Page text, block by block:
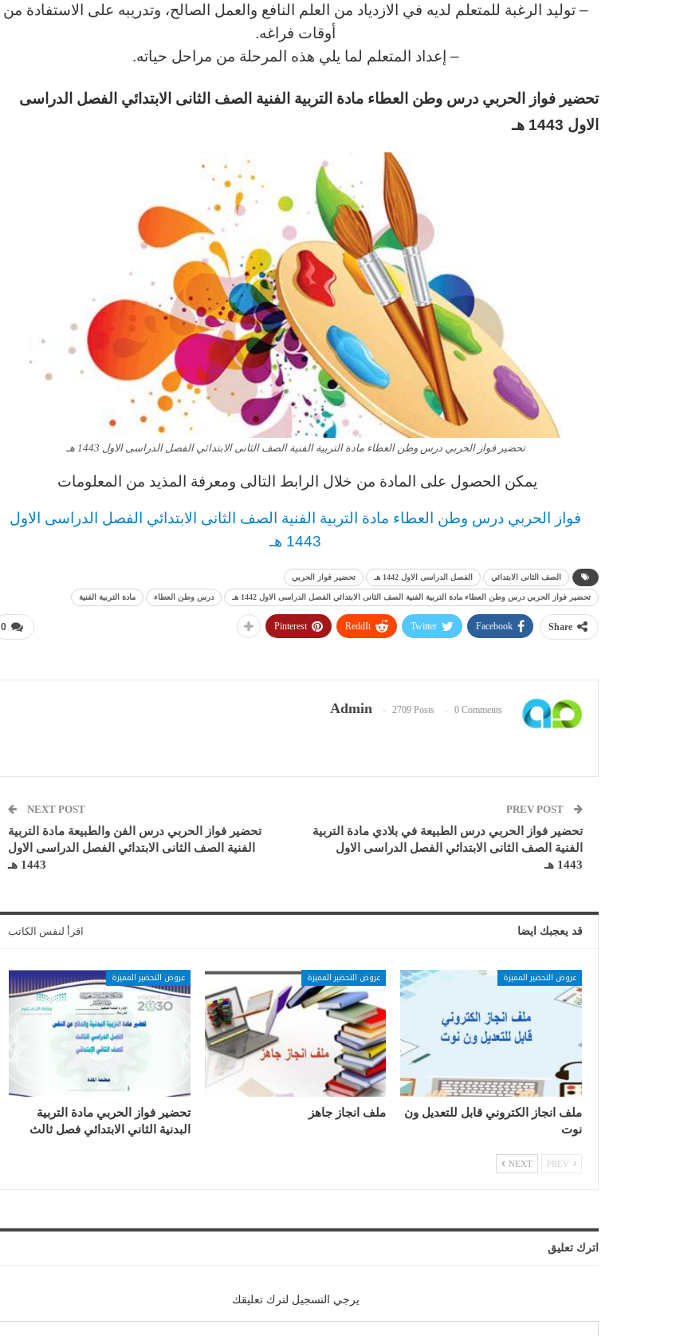
– توليد الرغبة للمتعلم لديه في الازدياد من العلم النافع والعمل الصالح، وتدريبه على الاستفادة من
أوقات فراغه.
– إعداد المتعلم لما يلي هذه المرحلة من مراحل حياته.
تحضير فواز الحربي درس وطن العطاء مادة التربية الفنية الصف الثانى الابتدائي الفصل الدراسى
الاول 1443 هـ
تحضير فواز الحربي درس وطن العطاء مادة التربية الفنية الصف الثانى الابتدائي الفصل الدراسى الاول 1443 هـ
يمكن الحصول على المادة من خلال الرابط التالى ومعرفة المذيد من المعلومات
فواز الحربي درس وطن العطاء مادة التربية الفنية الصف الثانى الابتدائي الفصل الدراسى الاول
1443 هـ
الصف الثانى الابتدائي الفصل الدراسى الاول 1442 هـ تحضير فواز الحربي
تحضير فواز الحربي درس وطن العطاء مادة التربية الفنية الصف الثانى الابتدائي الفصل الدراسى الاول 1442 هـ درس وطن العطاء مادة التربية الفنية
0 Share
Facebook
Twitter
ReddIt
Pinterest
Admin 2709 Posts 0 Comments
تحضير فواز الحربي درس الطبيعة في بلادي مادة التربية
الفنية الصف الثانى الابتدائي الفصل الدراسى الاول
1443 هـ
NEXT POST
تحضير فواز الحربي درس الفن والطبيعة مادة التربية
الفنية الصف الثانى الابتدائي الفصل الدراسى الاول
1443 هـ
قد يعجبك ايضا اقرأ لنفس الكاتب
عروض التحضير المميزة
ملف انجاز الكتروني قابل للتعديل ون
نوت
عروض التحضير المميزة
ملف انجاز جاهز
عروض التحضير المميزة
تحضير فواز الحربي مادة التربية
البدنية الثاني الابتدائي فصل ثالث
NEXT
اترك تعليق
يرجي التسجيل لترك تعليقك